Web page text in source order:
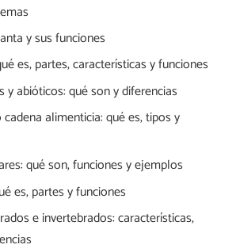
y sus funciones
es, partes, características y funciones
y abióticos: qué son y diferencias
alimenticia: qué es, tipos y
qué son, funciones y ejemplos
es, partes y funciones
e invertebrados: características,